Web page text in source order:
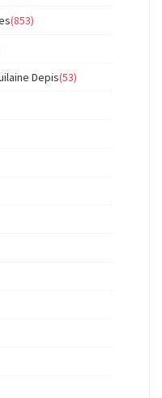
(853)
Depis(53)